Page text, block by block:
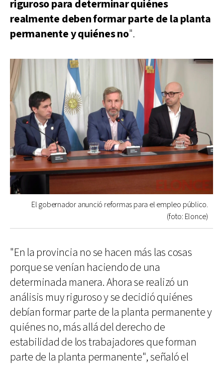
riguroso para determinar quiénes
realmente deben formar parte de la planta
permanente y quiénes no".
El gobernador anunció reformas para el empleo público.
(foto: Elonce)
"En la provincia no se hacen más las cosas
porque se venían haciendo de una
determinada manera. Ahora se realizó un
análisis muy riguroso y se decidió quiénes
debían formar parte de la planta permanente y
quiénes no, más allá del derecho de
estabilidad de los trabajadores que forman
parte de la planta permanente", señaló el